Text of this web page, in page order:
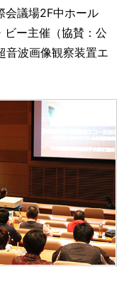
合わせ
会議場2F中ホール
ー主催（協賛：公
音波画像観察装置エ